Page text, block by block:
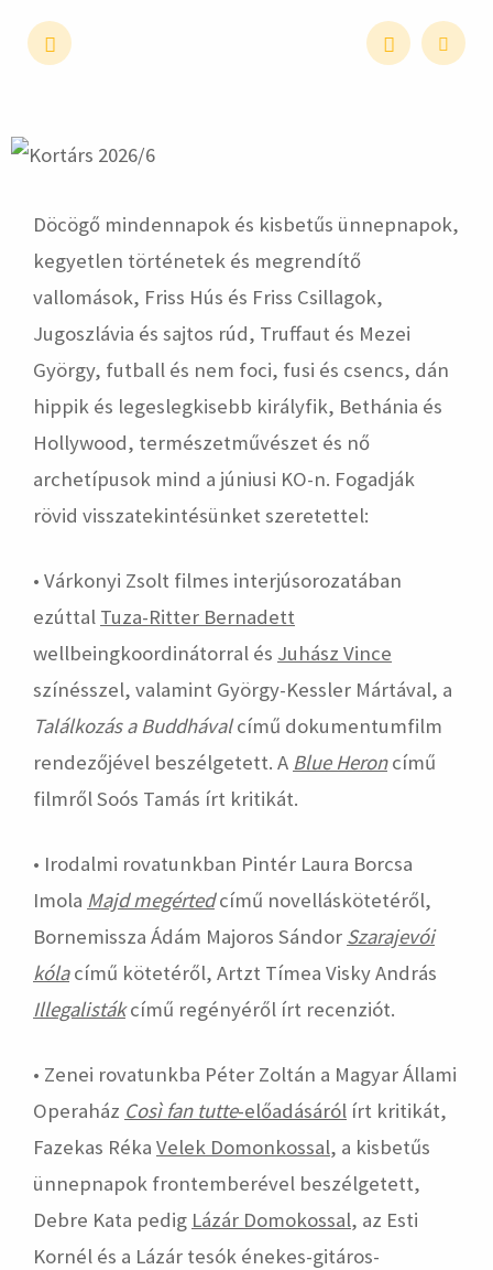
Döcögő mindennapok és kisbetűs ünnepnapok,
kegyetlen történetek és megrendítő
vallomások, Friss Hús és Friss Csillagok,
Jugoszlávia és sajtos rúd, Truffaut és Mezei
György, futball és nem foci, fusi és csencs, dán
hippik és legeslegkisebb királyfik, Bethánia és
Hollywood, természetművészet és nő
archetípusok mind a júniusi KO-n. Fogadják
rövid visszatekintésünket szeretettel:
• Várkonyi Zsolt filmes interjúsorozatában
ezúttal Tuza-Ritter Bernadett
wellbeingkoordinátorral és Juhász Vince
színésszel, valamint György-Kessler Mártával, a
Találkozás a Buddhávalcímű dokumentumfilm
rendezőjével beszélgetett. A Blue Heroncímű
filmről Soós Tamás írt kritikát.
• Irodalmi rovatunkban Pintér Laura Borcsa
Imola Majd megértedcímű novelláskötetéről,
Bornemissza Ádám Majoros Sándor Szarajevói
kólacímű kötetéről, Artzt Tímea Visky András
Illegalistákcímű regényéről írt recenziót.
• Zenei rovatunkba Péter Zoltán a Magyar Állami
Operaház Così fan tutte-előadásáról írt kritikát,
Fazekas Réka Velek Domonkossal, a kisbetűs
ünnepnapok frontemberével beszélgetett,
Debre Kata pedig Lázár Domokossal, az Esti
Kornél és a Lázár tesók énekes-gitáros-